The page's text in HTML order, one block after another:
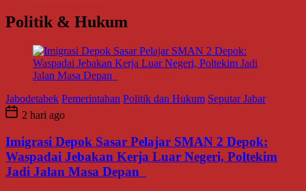
Politik & Hukum
Jabodetabek Pemerintahan Politik dan Hukum Seputar Jabar
2 hari ago
Imigrasi Depok Sasar Pelajar SMAN 2 Depok:
Waspadai Jebakan Kerja Luar Negeri, Poltekim
Jadi Jalan Masa Depan